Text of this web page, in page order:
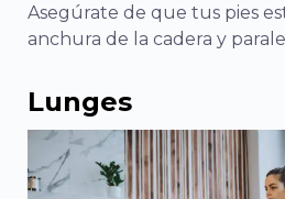
Asegúrate de que tus pies
anchura de la cadera y
Lunges